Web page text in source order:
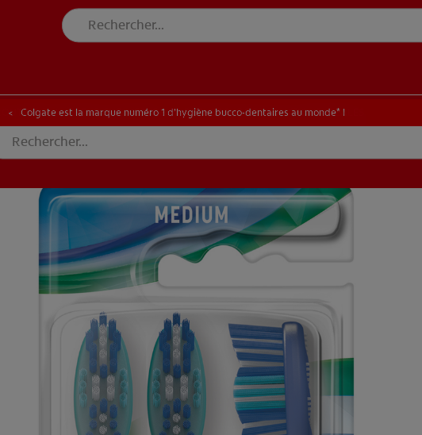
ROUTINE BLANCHEUR SUR MESURE RECHERCHE DES SOLUTIONS IDÉALES
Colgate est la marque numéro 1 d’hygiène bucco-dentaires au monde* !